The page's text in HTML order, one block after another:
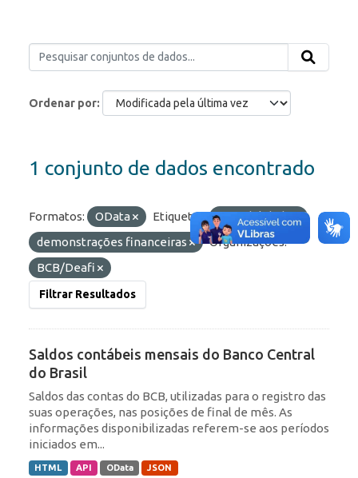
Ordenar por
1 conjunto de dados encontrado
Formatos: OData Etiquetas:
contabilidade
demonstrações financeiras
Organizações:
BCB/Deafi
Filtrar Resultados
Saldos contábeis mensais do Banco Central
do Brasil
Saldos das contas do BCB, utilizadas para o registro das
suas operações, nas posições de final de mês. As
informações disponibilizadas referem-se aos períodos
iniciados em...
HTML API OData JSON